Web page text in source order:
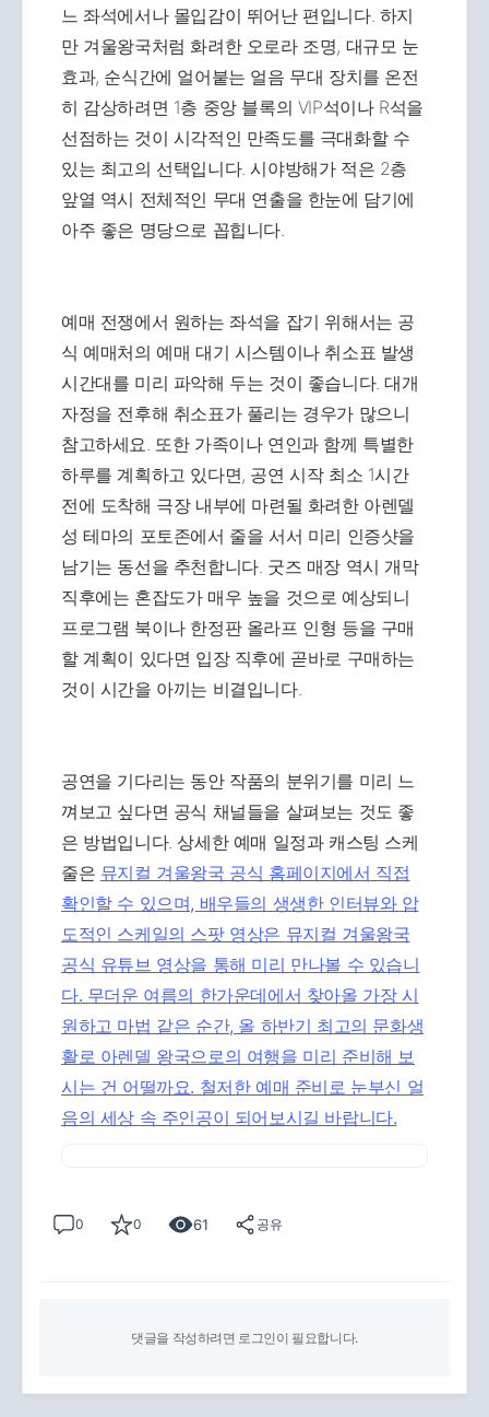
느 좌석에서나 몰입감이 뛰어난 편입니다. 하지
만 겨울왕국처럼 화려한 오로라 조명, 대규모 눈
효과, 순식간에 얼어붙는 얼음 무대 장치를 온전
히 감상하려면 1층 중앙 블록의 VIP석이나 R석을
선점하는 것이 시각적인 만족도를 극대화할 수
있는 최고의 선택입니다. 시야방해가 적은 2층
앞열 역시 전체적인 무대 연출을 한눈에 담기에
아주 좋은 명당으로 꼽힙니다.
예매 전쟁에서 원하는 좌석을 잡기 위해서는 공
식 예매처의 예매 대기 시스템이나 취소표 발생
시간대를 미리 파악해 두는 것이 좋습니다. 대개
자정을 전후해 취소표가 풀리는 경우가 많으니
참고하세요. 또한 가족이나 연인과 함께 특별한
하루를 계획하고 있다면, 공연 시작 최소 1시간
전에 도착해 극장 내부에 마련될 화려한 아렌델
성 테마의 포토존에서 줄을 서서 미리 인증샷을
남기는 동선을 추천합니다. 굿즈 매장 역시 개막
직후에는 혼잡도가 매우 높을 것으로 예상되니
프로그램 북이나 한정판 올라프 인형 등을 구매
할 계획이 있다면 입장 직후에 곧바로 구매하는
것이 시간을 아끼는 비결입니다.
공연을 기다리는 동안 작품의 분위기를 미리 느
껴보고 싶다면 공식 채널들을 살펴보는 것도 좋
은 방법입니다. 상세한 예매 일정과 캐스팅 스케
줄은 뮤지컬 겨울왕국 공식 홈페이지에서 직접
확인할 수 있으며, 배우들의 생생한 인터뷰와 압
도적인 스케일의 스팟 영상은 뮤지컬 겨울왕국
공식 유튜브 영상을 통해 미리 만나볼 수 있습니
다. 무더운 여름의 한가운데에서 찾아올 가장 시
원하고 마법 같은 순간, 올 하반기 최고의 문화생
활로 아렌델 왕국으로의 여행을 미리 준비해 보
시는 건 어떨까요. 철저한 예매 준비로 눈부신 얼
음의 세상 속 주인공이 되어보시길 바랍니다.
0 0 61 공유
댓글을 작성하려면 로그인이 필요합니다.